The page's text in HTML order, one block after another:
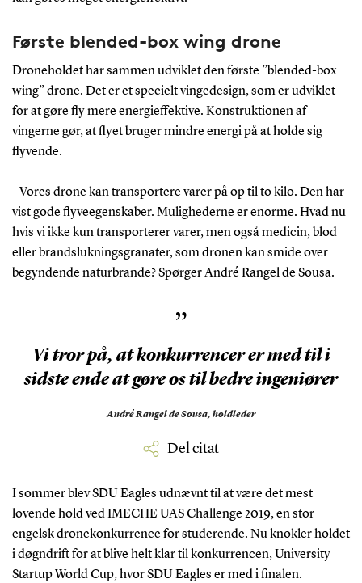
Første blended-box wing drone
Droneholdet har sammen udviklet den første ”blended-box
wing” drone. Det er et specielt vingedesign, som er udviklet
for at gøre fly mere energieffektive. Konstruktionen af
vingerne gør, at flyet bruger mindre energi på at holde sig
flyvende.
- Vores drone kan transportere varer på op til to kilo. Den har
vist gode flyveegenskaber. Mulighederne er enorme. Hvad nu
hvis vi ikke kun transporterer varer, men også medicin, blod
eller brandslukningsgranater, som dronen kan smide over
begyndende naturbrande? Spørger André Rangel de Sousa.
”
Vi tror på, at konkurrencer er med til i
sidste ende at gøre os til bedre ingeniører
André Rangel de Sousa, holdleder
Del citat
I sommer blev SDU Eagles udnævnt til at være det mest
lovende hold ved IMECHE UAS Challenge 2019, en stor
engelsk dronekonkurrence for studerende. Nu knokler holdet
i døgndrift for at blive helt klar til konkurrencen, University
Startup World Cup, hvor SDU Eagles er med i finalen.